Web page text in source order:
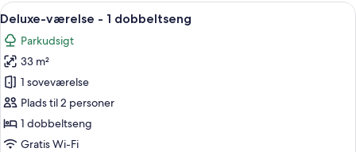
Indlæs
alle
billeder
af
Deluxe-
værelse
-
1
1 soveværelse, egyptiske
10
Deluxe-værelse - 1 dobbeltseng
Parkudsigt
33 m²
1 soveværelse
Plads til 2 personer
1 dobbeltseng
Gratis Wi-Fi